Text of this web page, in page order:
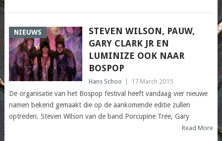
NIEUWS
STEVEN WILSON, PAUW,
GARY CLARK JR EN
LUMINIZE OOK NAAR
BOSPOP
Hans Schoo 17 March 2015
De organisatie van het Bospop festival heeft vandaag vier nieuwe
namen bekend gemaakt die op de aankomende editie zullen
optreden. Steven Wilson van de band Porcupine Tree, Gary
Read More